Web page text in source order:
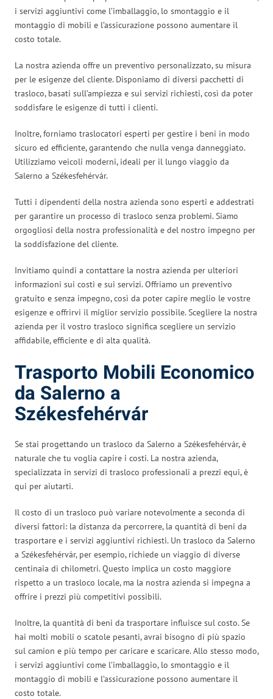
i servizi aggiuntivi come l’imballaggio, lo smontaggio e il
montaggio di mobili e l’assicurazione possono aumentare il
costo totale.
La nostra azienda offre un preventivo personalizzato, su misura
per le esigenze del cliente. Disponiamo di diversi pacchetti di
trasloco, basati sull’ampiezza e sui servizi richiesti, così da poter
soddisfare le esigenze di tutti i clienti.
Inoltre, forniamo traslocatori esperti per gestire i beni in modo
sicuro ed efficiente, garantendo che nulla venga danneggiato.
Utilizziamo veicoli moderni, ideali per il lungo viaggio da
Salerno a Székesfehérvár.
Tutti i dipendenti della nostra azienda sono esperti e addestrati
per garantire un processo di trasloco senza problemi. Siamo
orgogliosi della nostra professionalità e del nostro impegno per
la soddisfazione del cliente.
Invitiamo quindi a contattare la nostra azienda per ulteriori
informazioni sui costi e sui servizi. Offriamo un preventivo
gratuito e senza impegno, così da poter capire meglio le vostre
esigenze e offrirvi il miglior servizio possibile. Scegliere la nostra
azienda per il vostro trasloco significa scegliere un servizio
affidabile, efficiente e di alta qualità.
Trasporto Mobili Economico
da Salerno a
Székesfehérvár
Se stai progettando un trasloco da Salerno a Székesfehérvár, è
naturale che tu voglia capire i costi. La nostra azienda,
specializzata in servizi di trasloco professionali a prezzi equi, è
qui per aiutarti.
Il costo di un trasloco può variare notevolmente a seconda di
diversi fattori: la distanza da percorrere, la quantità di beni da
trasportare e i servizi aggiuntivi richiesti. Un trasloco da Salerno
a Székesfehérvár, per esempio, richiede un viaggio di diverse
centinaia di chilometri. Questo implica un costo maggiore
rispetto a un trasloco locale, ma la nostra azienda si impegna a
offrire i prezzi più competitivi possibili.
Inoltre, la quantità di beni da trasportare influisce sul costo. Se
hai molti mobili o scatole pesanti, avrai bisogno di più spazio
sul camion e più tempo per caricare e scaricare. Allo stesso modo,
i servizi aggiuntivi come l’imballaggio, lo smontaggio e il
montaggio di mobili e l’assicurazione possono aumentare il
costo totale.